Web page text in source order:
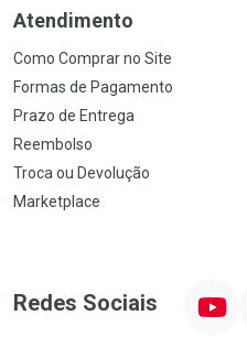
Atendimento
Como Comprar no Site
Formas de Pagamento
Prazo de Entrega
Reembolso
Troca ou Devolução
Marketplace
Redes Sociais